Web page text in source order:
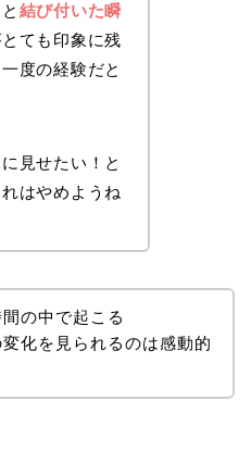
結び付いた瞬
ても印象に残
度の経験だと
見せたい！と
はやめようね
の中で起こる
化を見られるのは感動的